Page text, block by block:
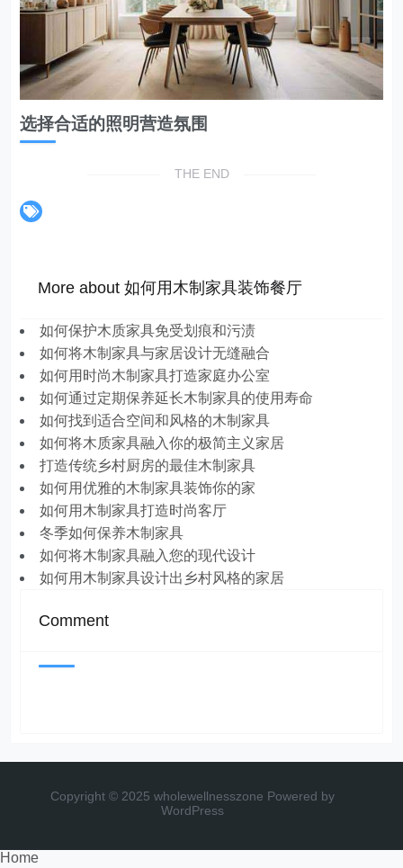
选择合适的照明营造氛围
THE END
More about 如何用木制家具装饰餐厅
如何保护木质家具免受划痕和污渍
如何将木制家具与家居设计无缝融合
如何用时尚木制家具打造家庭办公室
如何通过定期保养延长木制家具的使用寿命
如何找到适合空间和风格的木制家具
如何将木质家具融入你的极简主义家居
打造传统乡村厨房的最佳木制家具
如何用优雅的木制家具装饰你的家
如何用木制家具打造时尚客厅
冬季如何保养木制家具
如何将木制家具融入您的现代设计
如何用木制家具设计出乡村风格的家居
Comment
Copyright © 2025 wholewellnesszone Powered by
WordPress
Home